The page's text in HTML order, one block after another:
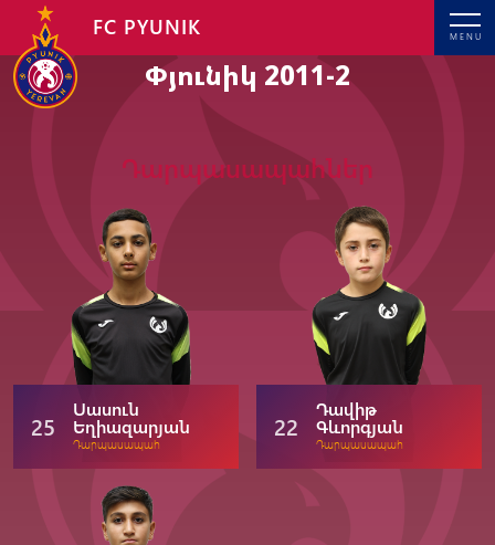
MENU
FC PYUNIK
Փյունիկ 2011-2
Դարպասապահներ
25
Սասուն
Եղիազարյան
Դարպասապահ
22
Դավիթ
Գևորգյան
Դարպասապահ